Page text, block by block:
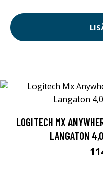
LOGITECH MX
LANGATON